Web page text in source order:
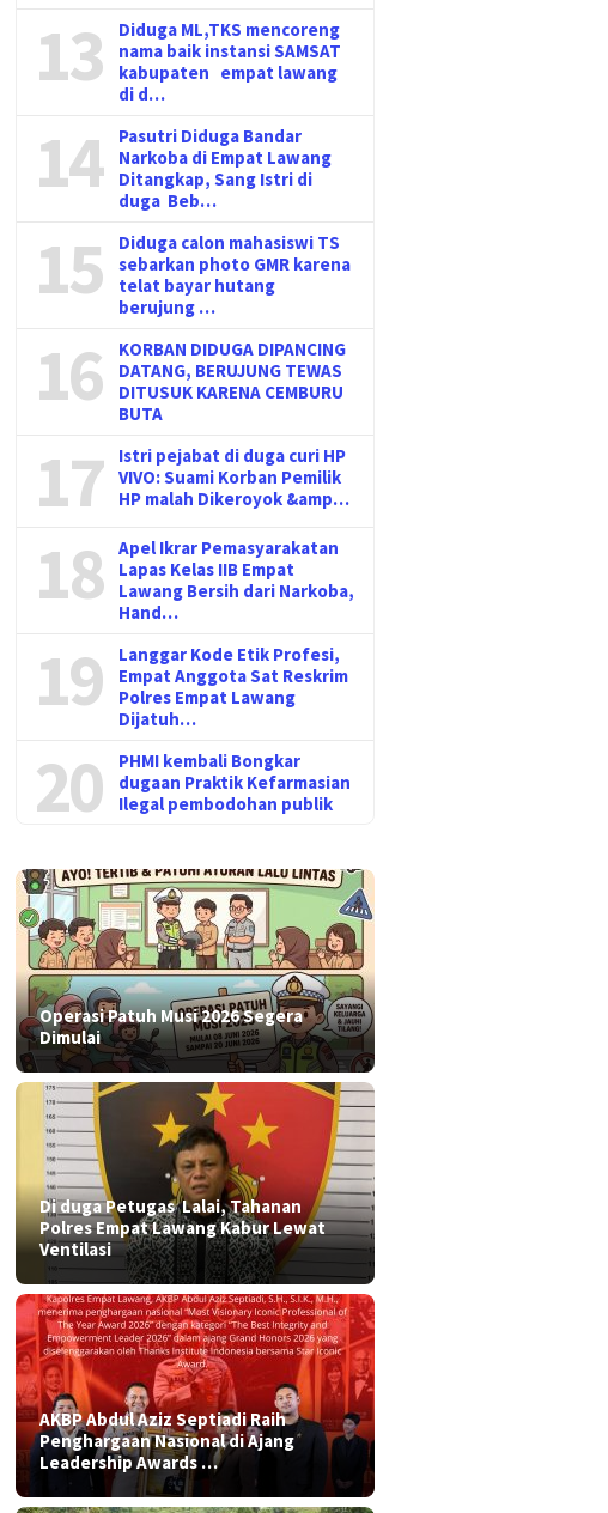
13
Diduga ML,TKS mencoreng
nama baik instansi SAMSAT
kabupaten empat lawang
di d…
14
Pasutri Diduga Bandar
Narkoba di Empat Lawang
Ditangkap, Sang Istri di
duga Beb…
15
Diduga calon mahasiswi TS
sebarkan photo GMR karena
telat bayar hutang
berujung …
16
KORBAN DIDUGA DIPANCING
DATANG, BERUJUNG TEWAS
DITUSUK KARENA CEMBURU
BUTA
17
Istri pejabat di duga curi HP
VIVO: Suami Korban Pemilik
HP malah Dikeroyok &amp…
18
Apel Ikrar Pemasyarakatan
Lapas Kelas IIB Empat
Lawang Bersih dari Narkoba,
Hand…
19
Langgar Kode Etik Profesi,
Empat Anggota Sat Reskrim
Polres Empat Lawang
Dijatuh…
20
PHMI kembali Bongkar
dugaan Praktik Kefarmasian
Ilegal pembodohan publik
Operasi Patuh Musi 2026 Segera
Dimulai
​Di duga Petugas Lalai, Tahanan
Polres Empat Lawang Kabur Lewat
Ventilasi
AKBP Abdul Aziz Septiadi Raih
Penghargaan Nasional di Ajang
Leadership Awards …